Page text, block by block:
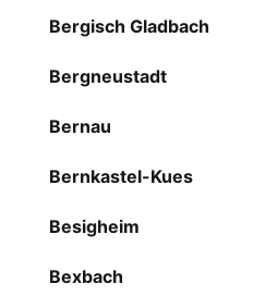
Bergisch Gladbach
Bergneustadt
Bernau
Bernkastel-Kues
Besigheim
Bexbach